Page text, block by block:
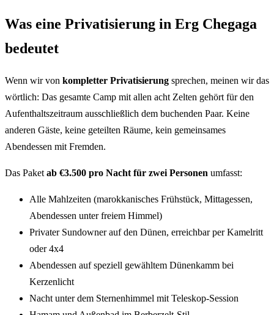
Was eine Privatisierung in Erg Chegaga
bedeutet
Wenn wir von kompletter Privatisierung sprechen, meinen wir das
wörtlich: Das gesamte Camp mit allen acht Zelten gehört für den
Aufenthaltszeitraum ausschließlich dem buchenden Paar. Keine
anderen Gäste, keine geteilten Räume, kein gemeinsames
Abendessen mit Fremden.
Das Paketab €3.500 pro Nacht für zwei Personen umfasst:
Alle Mahlzeiten (marokkanisches Frühstück, Mittagessen,
Abendessen unter freiem Himmel)
Privater Sundowner auf den Dünen, erreichbar per Kamelritt
oder 4x4
Abendessen auf speziell gewähltem Dünenkamm bei
Kerzenlicht
Nacht unter dem Sternenhimmel mit Teleskop-Session